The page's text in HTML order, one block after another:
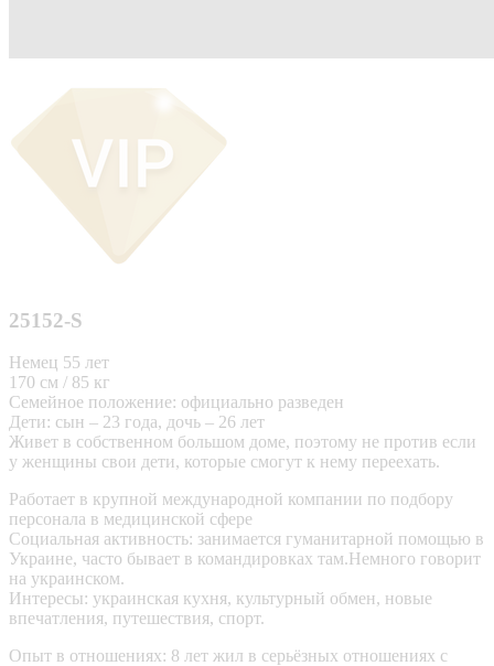
25152-S
Немец 55 лет
170 см / 85 кг
Семейное положение: официально разведен
Дети: сын – 23 года, дочь – 26 лет
Живет в собственном большом доме, поэтому не против если
у женщины свои дети, которые смогут к нему переехать.
Работает в крупной международной компании по подбору
персонала в медицинской сфере
Социальная активность: занимается гуманитарной помощью в
Украине, часто бывает в командировках там.Немного говорит
на украинском.
Интересы: украинская кухня, культурный обмен, новые
впечатления, путешествия, спорт.
Опыт в отношениях: 8 лет жил в серьёзных отношениях с